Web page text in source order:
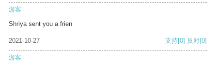
游客
Shriya sent you a frien
2021-10-27 支持[0] 反对[0]
游客